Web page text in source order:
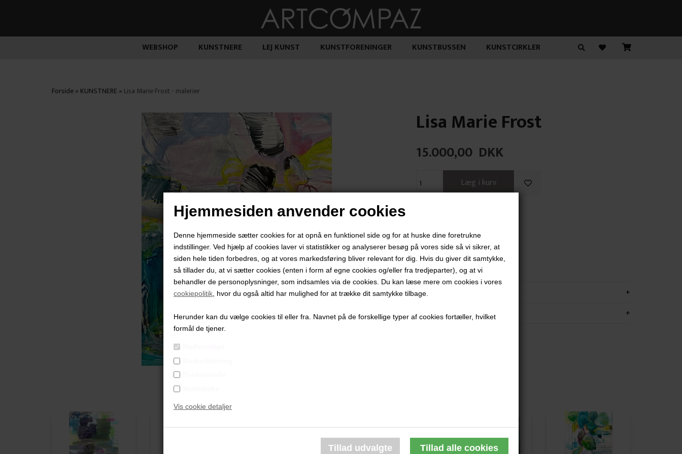
Hjemmesiden anvender cookies
Denne hjemmeside sætter cookies for at opnå en funktionel side og for at huske dine foretrukne
indstillinger. Ved hjælp af cookies laver vi statistikker og analyserer besøg på vores side så vi sikrer, at
siden hele tiden forbedres, og at vores markedsføring bliver relevant for dig. Hvis du giver dit samtykke,
så tillader du, at vi sætter cookies (enten i form af egne cookies og/eller fra tredjeparter), og at vi
behandler de personoplysninger, som indsamles via de cookies. Du kan læse mere om cookies i vores
cookiepolitik , hvor du også altid har mulighed for at trække dit samtykke tilbage.
Herunder kan du vælge cookies til eller fra. Navnet på de forskellige typer af cookies fortæller, hvilket
formål de tjener.
Vis cookie detaljer
WEBSHOP KUNSTNERE LEJ KUNST KUNSTFORENINGER KUNSTBUSSEN KUNSTCIRKLER
Forside» KUNSTNERE » Lisa Marie Frost - malerier
Lisa Marie Frost
15.000,00DKK
150 x 120 cm.
Akryl på Lærred
Ikke indrammet
PRODUKTBESKRIVELSE
PRODUKTINFORMATION